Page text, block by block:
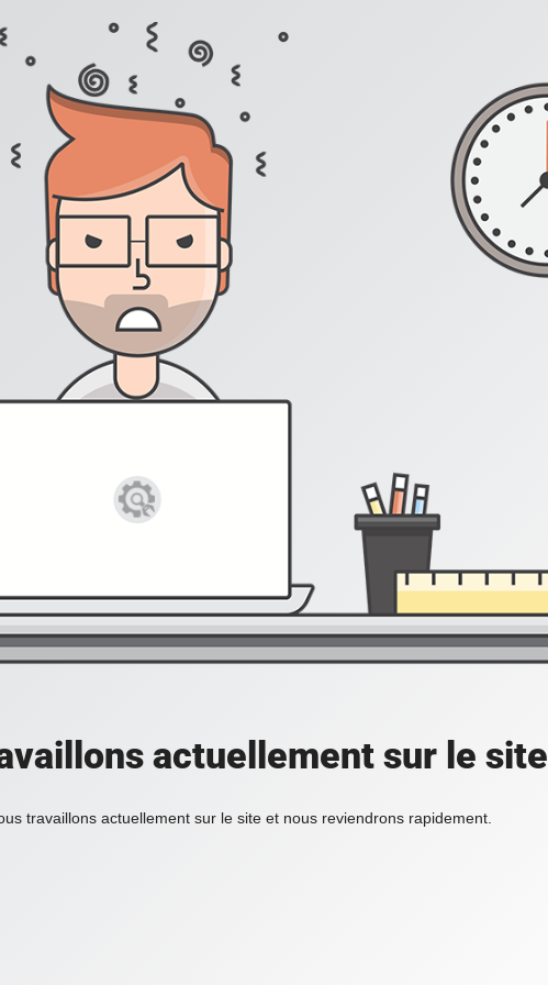
actuellement sur le site
travaillons actuellement sur le site et nous reviendrons rapidement.